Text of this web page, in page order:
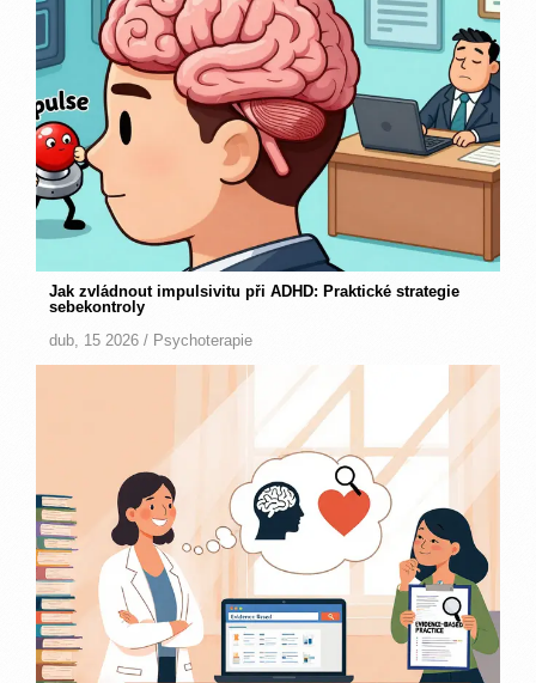
Jak zvládnout impulsivitu při ADHD: Praktické strategie
sebekontroly
dub, 15 2026 / Psychoterapie